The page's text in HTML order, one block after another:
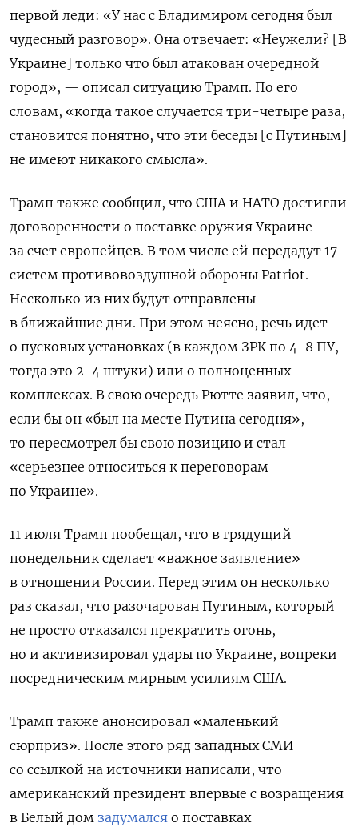
первой леди: «У нас с Владимиром сегодня был
чудесный разговор». Она отвечает: «Неужели? [В
Украине] только что был атакован очередной
город», — описал ситуацию Трамп. По его
словам, «когда такое случается три-четыре раза,
становится понятно, что эти беседы [с Путиным]
не имеют никакого смысла».
Трамп также сообщил, что США и НАТО достигли
договоренности о поставке оружия Украине
за счет европейцев. В том числе ей передадут 17
систем противовоздушной обороны Patriot.
Несколько из них будут отправлены
в ближайшие дни. При этом неясно, речь идет
о пусковых установках (в каждом ЗРК по 4-8 ПУ,
тогда это 2-4 штуки) или о полноценных
комплексах. В свою очередь Рютте заявил, что,
если бы он «был на месте Путина сегодня»,
то пересмотрел бы свою позицию и стал
«серьезнее относиться к переговорам
по Украине».
11 июля Трамп пообещал, что в грядущий
понедельник сделает «важное заявление»
в отношении России. Перед этим он несколько
раз сказал, что разочарован Путиным, который
не просто отказался прекратить огонь,
но и активизировал удары по Украине, вопреки
посредническим мирным усилиям США.
Трамп также анонсировал «маленький
сюрприз». После этого ряд западных СМИ
со ссылкой на источники написали, что
американский президент впервые с возращения
в Белый дом задумался о поставках